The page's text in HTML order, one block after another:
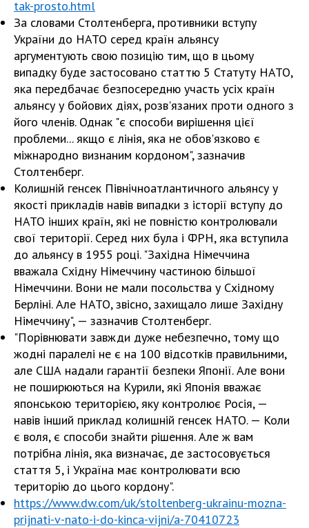
tak-prosto.html
За словами Столтенберга, противники вступу
України до НАТО серед країн альянсу
аргументують свою позицію тим, що в цьому
випадку буде застосовано статтю 5 Статуту НАТО,
яка передбачає безпосередню участь усіх країн
альянсу у бойових діях, розв'язаних проти одного з
його членів. Однак "є способи вирішення цієї
проблеми... якщо є лінія, яка не обов'язково є
міжнародно визнаним кордоном", зазначив
Столтенберг.
Колишній генсек Північноатлантичного альянсу у
якості прикладів навів випадки з історії вступу до
НАТО інших країн, які не повністю контролювали
свої території. Серед них була і ФРН, яка вступила
до альянсу в 1955 році. "Західна Німеччина
вважала Східну Німеччину частиною більшої
Німеччини. Вони не мали посольства у Східному
Берліні. Але НАТО, звісно, захищало лише Західну
Німеччину", — зазначив Столтенберг.
"Порівнювати завжди дуже небезпечно, тому що
жодні паралелі не є на 100 відсотків правильними,
але США надали гарантії безпеки Японії. Але вони
не поширюються на Курили, які Японія вважає
японською територією, яку контролює Росія, —
навів інший приклад колишній генсек НАТО. — Коли
є воля, є способи знайти рішення. Але ж вам
потрібна лінія, яка визначає, де застосовується
стаття 5, і Україна має контролювати всю
територію до цього кордону".
https://www.dw.com/uk/stoltenberg-ukrainu-mozna-
prijnati-v-nato-i-do-kinca-vijni/a-70410723